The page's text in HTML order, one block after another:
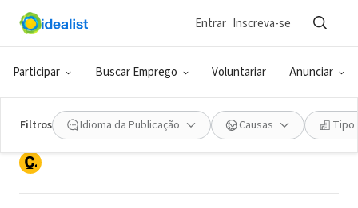
Participar Buscar Emprego Voluntariar Anunciar
Entrar Inscreva-se
Filtros Idioma da Publicação Causas Tipo
College Beyond
New Orleans, LA|collegebeyond.org